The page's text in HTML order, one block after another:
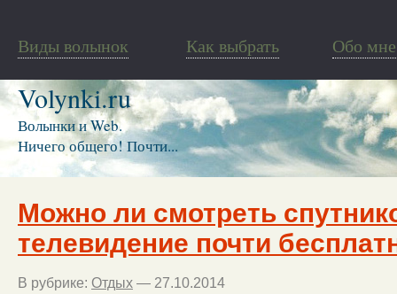
Виды волынок Как выбрать Обо мне
Volynki.ru
Волынки и Web.
Ничего общего! Почти...
Можно ли смотреть
телевидение почти
В рубрике: Отдых — 27.10.2014